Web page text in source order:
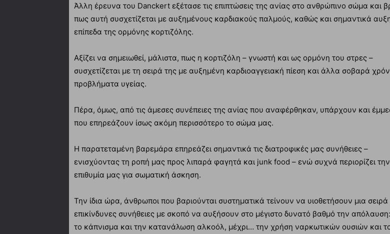
Άλλη έρευνα του Danckert εξέτασε τις επιπτώσεις της ανίας στο ανθρώπινο σώμα και
πως αυτή συσχετίζεται με αυξημένους καρδιακούς παλμούς, καθώς και σημαντικά
επίπεδα της ορμόνης κορτιζόλης.
Αξίζει να σημειωθεί, μάλιστα, πως η κορτιζόλη – γνωστή και ως ορμόνη του στρες –
συσχετίζεται με τη σειρά της με αυξημένη καρδιοαγγειακή πίεση και άλλα σοβαρά
προβλήματα υγείας.
Πέρα, όμως, από τις άμεσες συνέπειες της ανίας που αναφέρθηκαν, υπάρχουν και
που επηρεάζουν ίσως ακόμη περισσότερο το σώμα μας.
Η παρατεταμένη βαρεμάρα επηρεάζει σημαντικά τις διατροφικές μας συνήθειες –
ενισχύοντας τη ροπή μας προς λιπαρά φαγητά και junk food – ενώ συχνά περιορίζει την
επιθυμία μας για σωματική άσκηση.
Την ίδια ώρα, άνθρωποι που βαριούνται συστηματικά τείνουν να υιοθετήσουν μια
επικίνδυνες συνήθειες με σκοπό να αυξήσουν στο μέγιστο δυνατό βαθμό την
το κάπνισμα και την κατανάλωση αλκοόλ, μέχρι… την χρήση ναρκωτικών ουσιών και